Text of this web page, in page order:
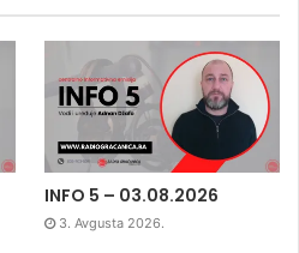
INFO 5 – 03.08.2026
3. Avgusta 2026.